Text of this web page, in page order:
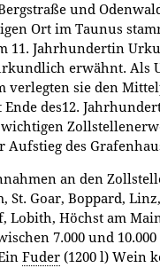
und
Ort im Taunus
11. Jahrhundertin
erwähnt. Als
verlegten sie den
des12.
Aufstieg des
an den
St. Goar, Boppard,
Lobith, Höchst am
7.000 und
Fuder (1200 l) Wein